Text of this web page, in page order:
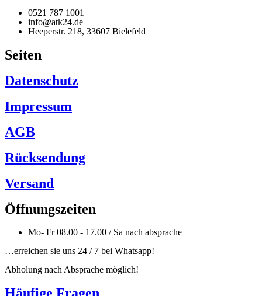
0521 787 1001
info@atk24.de
Heeperstr. 218, 33607 Bielefeld
Seiten
Datenschutz
Impressum
AGB
Rücksendung
Versand
Öffnungszeiten
Mo- Fr 08.00 - 17.00 / Sa nach absprache
…erreichen sie uns 24 / 7 bei Whatsapp!
Abholung nach Absprache möglich!
Häufige Fragen